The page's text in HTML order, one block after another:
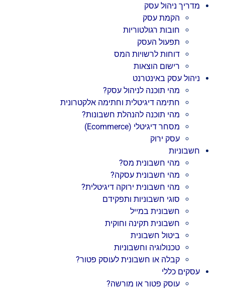
מדריך ניהול עסק
הקמת עסק
חובות רגולטוריות
תפעול העסק
דוחות לרשויות המס
רישום הוצאות
ניהול עסק באינטרנט
מהי תוכנה לניהול עסק?
חתימה דיגיטלית וחתימה אלקטרונית
מהי תוכנה להנהלת חשבונות?
מסחר דיגיטלי (Ecommerce)
עסק ירוק
חשבוניות
מהי חשבונית מס?
מהי חשבונית עסקה?
מהי חשבונית ירוקה דיגיטלית?
סוגי חשבוניות ותפקידם
חשבונית במייל
חשבונית תקינה וחוקית
ביטול חשבונית
טכנולוגיה וחשבוניות
קבלה או חשבונית לעוסק פטור?
עסקים כללי
עוסק פטור או מורשה?